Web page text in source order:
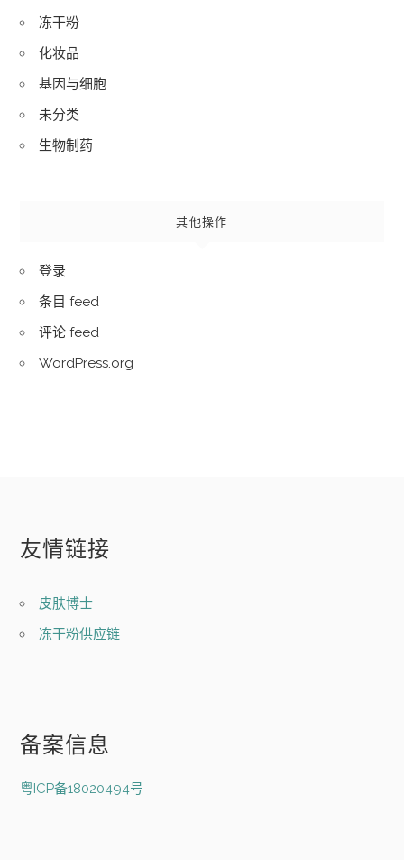
冻干粉
化妆品
基因与细胞
未分类
生物制药
其他操作
登录
条目 feed
评论 feed
WordPress.org
友情链接
皮肤博士
冻干粉供应链
备案信息
粤ICP备18020494号